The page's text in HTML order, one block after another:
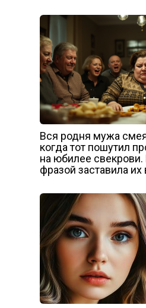
Вся родня мужа
когда тот пошутил
на юбилее
фразой заставила